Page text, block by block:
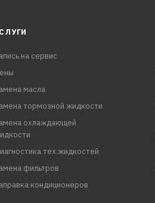
на сервис
масла
тормозной жидкости
охлаждающей
тех.жидкостей
фильтров
кондиционеров